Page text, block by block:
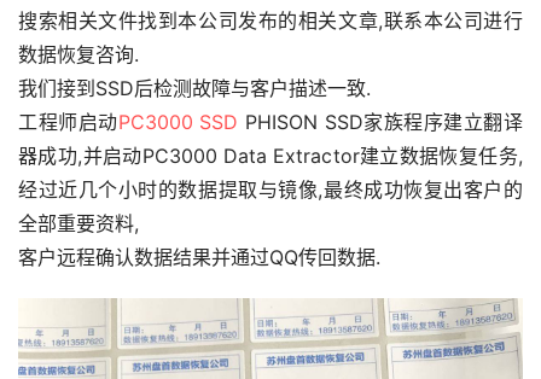
搜索相关文件找到本公司发布的相关文章,联系本公司进行
数据恢复咨询.
我们接到SSD后检测故障与客户描述一致.
工程师启动PC3000 SSD PHISON SSD家族程序建立翻译
器成功,并启动PC3000 Data Extractor建立数据恢复任务,
经过近几个小时的数据提取与镜像,最终成功恢复出客户的
全部重要资料,
客户远程确认数据结果并通过QQ传回数据.